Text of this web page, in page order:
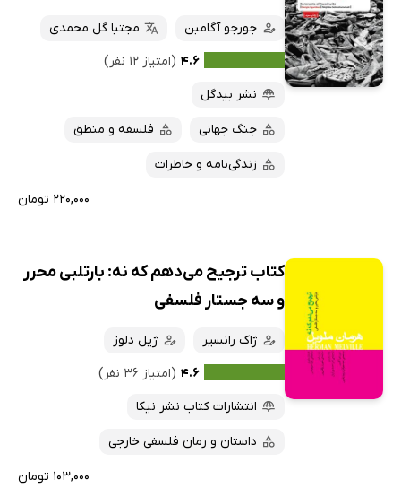
جورجو آگامبن
مجتبا گل محمدی
۴.۶ (امتیاز ۱۲ نفر)
نشر بیدگل
جنگ جهانی فلسفه و منطق
زندگی‌نامه و خاطرات
۲۲۰,۰۰۰ تومان
کتاب ترجیح می‌دهم که نه: بارتلبی محرر
و سه جستار فلسفی
ژاک رانسیر
ژیل دلوز
۴.۶ (امتیاز ۳۶ نفر)
انتشارات کتاب نشر نیکا
داستان و رمان فلسفی خارجی
۱۰۳,۰۰۰ تومان